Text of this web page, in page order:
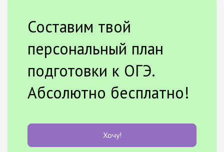
Составим твой
персональный план
подготовки к ОГЭ.
Абсолютно бесплатно!
Хочу!